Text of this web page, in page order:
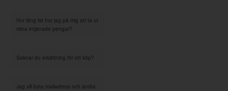
Hur lång tid har jag på mig att ta ut
mina intjänade pengar?
Saknar du ersättning för ett köp?
Jag vill byta mailadress och ändra